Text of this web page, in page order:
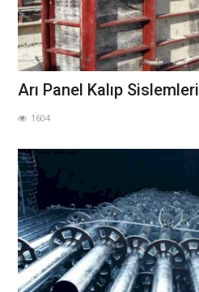
Arı Panel Kalıp Sislemleri
1604
Güvenlikli İskele